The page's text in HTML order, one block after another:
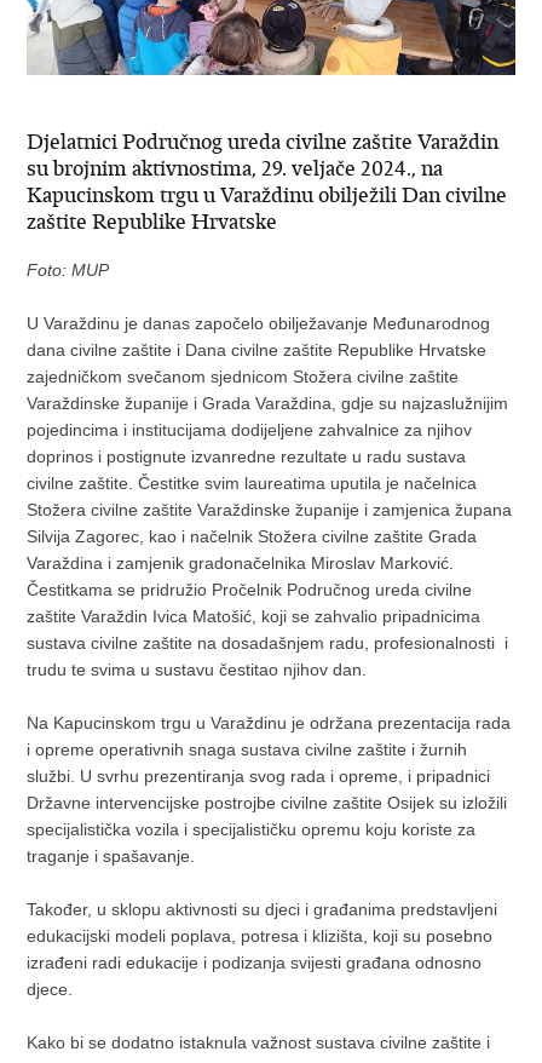
Djelatnici Područnog ureda civilne zaštite Varaždin
su brojnim aktivnostima, 29. veljače 2024., na
Kapucinskom trgu u Varaždinu obilježili Dan civilne
zaštite Republike Hrvatske
Foto: MUP
U Varaždinu je danas započelo obilježavanje Međunarodnog
dana civilne zaštite i Dana civilne zaštite Republike Hrvatske
zajedničkom svečanom sjednicom Stožera civilne zaštite
Varaždinske županije i Grada Varaždina, gdje su najzaslužnijim
pojedincima i institucijama dodijeljene zahvalnice za njihov
doprinos i postignute izvanredne rezultate u radu sustava
civilne zaštite. Čestitke svim laureatima uputila je načelnica
Stožera civilne zaštite Varaždinske županije i zamjenica župana
Silvija Zagorec, kao i načelnik Stožera civilne zaštite Grada
Varaždina i zamjenik gradonačelnika Miroslav Marković.
Čestitkama se pridružio Pročelnik Područnog ureda civilne
zaštite Varaždin Ivica Matošić, koji se zahvalio pripadnicima
sustava civilne zaštite na dosadašnjem radu, profesionalnosti i
trudu te svima u sustavu čestitao njihov dan.
Na Kapucinskom trgu u Varaždinu je održana prezentacija rada
i opreme operativnih snaga sustava civilne zaštite i žurnih
službi. U svrhu prezentiranja svog rada i opreme, i pripadnici
Državne intervencijske postrojbe civilne zaštite Osijek su izložili
specijalistička vozila i specijalističku opremu koju koriste za
traganje i spašavanje.
Također, u sklopu aktivnosti su djeci i građanima predstavljeni
edukacijski modeli poplava, potresa i klizišta, koji su posebno
izrađeni radi edukacije i podizanja svijesti građana odnosno
djece.
Kako bi se dodatno istaknula važnost sustava civilne zaštite i